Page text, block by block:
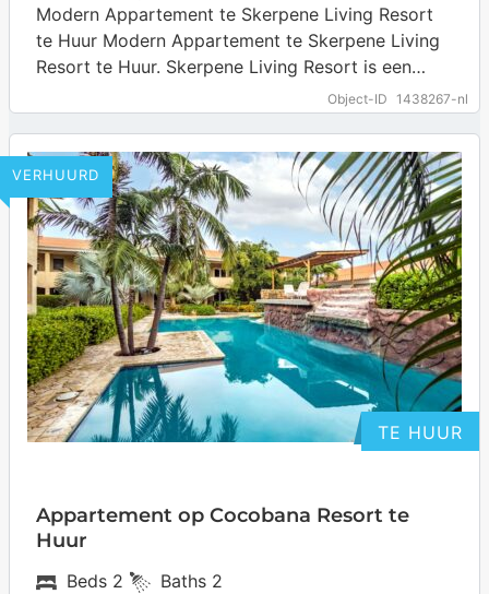
Object-ID 1438267-nl
Modern Appartement te Skerpene Living Resort
te Huur Modern Appartement te Skerpene Living
Resort te Huur. Skerpene Living Resort is een
verzorgd gated resort op Curaçao. De ligging…
… more
VERHUURD
TE HUUR
Appartement op Cocobana Resort te
Huur
Beds 2 Baths 2